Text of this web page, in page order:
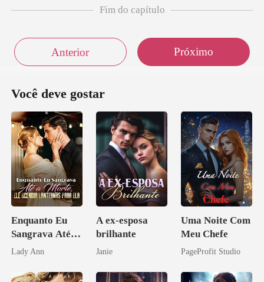
Fim do capítulo
Anterior Próximo
Você deve gostar
Enquanto Eu
Sangrava Até a
Morte, Ele
Lanternas Para
Lady Ann
A ex-esposa
brilhante
Janie
Uma Noite Com
Meu Chefe
PageProfit Studio